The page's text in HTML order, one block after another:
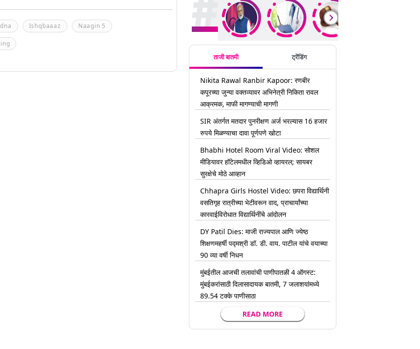
Ishqbaaaz Naagin 5
ताजी बातमी ट्रेंडिंग
Nikita Rawal Ranbir Kapoor: रणबीर
कपूरच्या जुन्या वक्तव्यावर अभिनेत्री निकिता रावल
आक्रमक, माफी मागण्याची मागणी
SIR अंतर्गत मतदार पुनरीक्षण अर्ज भरल्यास 16 हजार
रुपये मिळण्याचा दावा पूर्णपणे खोटा
Bhabhi Hotel Room Viral Video: सोशल
मीडियावर हॉटेलमधील व्हिडिओ व्हायरल; सायबर
सुरक्षेचे मोठे आव्हान
Chhapra Girls Hostel Video: छपरा विद्यार्थिनी
वसतिगृह रात्रीच्या भेटीवरून वाद, प्राचार्यांच्या
कारवाईविरोधात विद्यार्थिनींचे आंदोलन
DY Patil Dies: माजी राज्यपाल आणि ज्येष्ठ
शिक्षणमहर्षी पद्मश्री डॉ. डी. वाय. पाटील यांचे वयाच्या
90 व्या वर्षी निधन
मुंबईतील आजची तलावांची पाणीपातळी 4 ऑगस्ट:
मुंबईकरांसाठी दिलासादायक बातमी, 7 जलाशयांमध्ये
89.54 टक्के पाणीसाठा
READ MORE